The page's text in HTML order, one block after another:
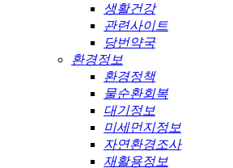
생활건강
관련사이트
당번약국
환경정보
환경정책
물순환회복
대기정보
미세먼지정보
자연환경조사
재활용정보